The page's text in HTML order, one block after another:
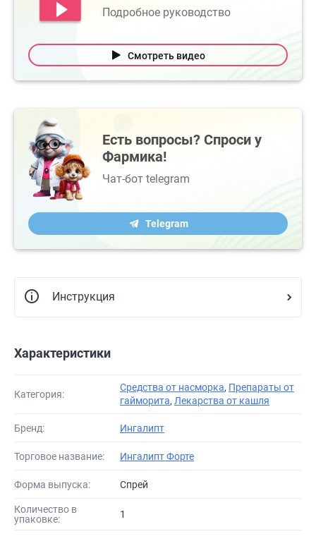
Подробное руководство
Смотреть видео
Есть вопросы? Спроси у
Фармика!
Чат-бот telegram
Telegram
Инструкция
Характеристики
Категория:
Средства от насморка, Препараты от
гайморита, Лекарства от кашля
Бренд: Ингалипт
Торговое название: Ингалипт Форте
Форма выпуска: Спрей
Количество в
упаковке:
1